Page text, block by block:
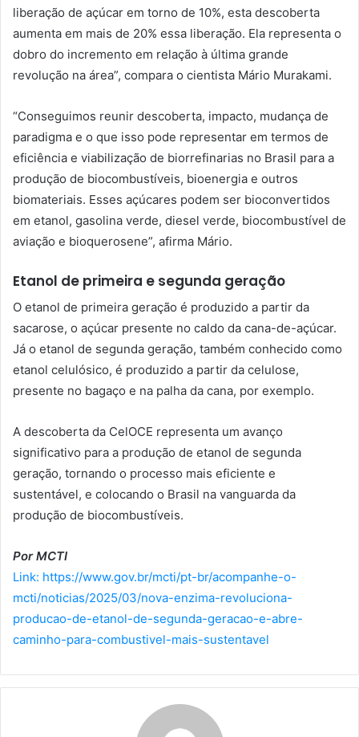
liberação de açúcar em torno de 10%, esta descoberta
aumenta em mais de 20% essa liberação. Ela representa o
dobro do incremento em relação à última grande
revolução na área”, compara o cientista Mário Murakami.
“Conseguimos reunir descoberta, impacto, mudança de
paradigma e o que isso pode representar em termos de
eficiência e viabilização de biorrefinarias no Brasil para a
produção de biocombustíveis, bioenergia e outros
biomateriais. Esses açúcares podem ser bioconvertidos
em etanol, gasolina verde, diesel verde, biocombustível de
aviação e bioquerosene”, afirma Mário.
Etanol de primeira e segunda geração
O etanol de primeira geração é produzido a partir da
sacarose, o açúcar presente no caldo da cana-de-açúcar.
Já o etanol de segunda geração, também conhecido como
etanol celulósico, é produzido a partir da celulose,
presente no bagaço e na palha da cana, por exemplo.
A descoberta da CelOCE representa um avanço
significativo para a produção de etanol de segunda
geração, tornando o processo mais eficiente e
sustentável, e colocando o Brasil na vanguarda da
produção de biocombustíveis.
Por MCTI
Link: https://www.gov.br/mcti/pt-br/acompanhe-o-
mcti/noticias/2025/03/nova-enzima-revoluciona-
producao-de-etanol-de-segunda-geracao-e-abre-
caminho-para-combustivel-mais-sustentavel